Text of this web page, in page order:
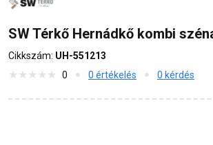
SW Térkő Hernádkő kombi
Cikkszám: UH-551213
0
0 értékelés 0 kérdés